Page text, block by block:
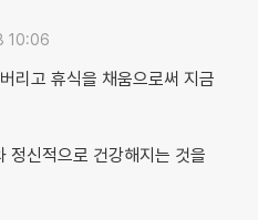
10:06
리고 휴식을 채움으로써 지금
정신적으로 건강해지는 것을